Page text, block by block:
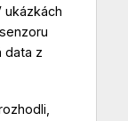
ukázkách
data z